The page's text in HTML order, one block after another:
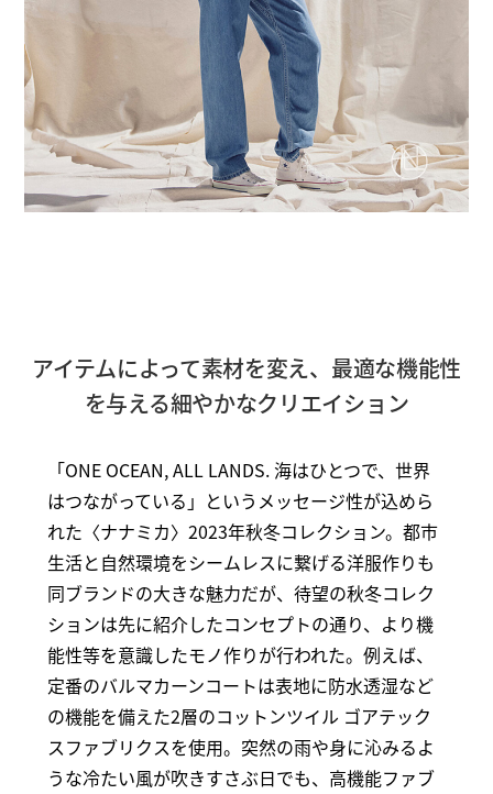
アイテムによって素材を変え、最適な機能性
を与える細やかなクリエイション
「ONE OCEAN, ALL LANDS. 海はひとつで、世界
はつながっている」というメッセージ性が込めら
れた〈ナナミカ〉2023年秋冬コレクション。都市
生活と自然環境をシームレスに繋げる洋服作りも
同ブランドの大きな魅力だが、待望の秋冬コレク
ションは先に紹介したコンセプトの通り、より機
能性等を意識したモノ作りが行われた。例えば、
定番のバルマカーンコートは表地に防水透湿など
の機能を備えた2層のコットンツイル ゴアテック
スファブリクスを使用。突然の雨や身に沁みるよ
うな冷たい風が吹きすさぶ日でも、高機能ファブ